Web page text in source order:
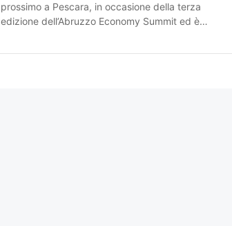
prossimo a Pescara, in occasione della terza
edizione dell’Abruzzo Economy Summit ed è…